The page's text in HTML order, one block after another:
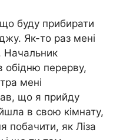
буду прибирати
Як-то раз мені
Начальник
обідню перерву,
мені
що я прийду
в свою кімнату,
побачити, як Ліза